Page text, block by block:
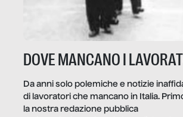
DOVE MANCANO I
Da anni solo polemiche e notizie
di lavoratori che mancano in Italia.
la nostra redazione pubblica